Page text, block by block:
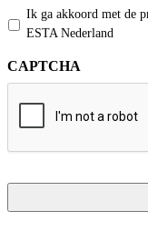
Ik ga akkoord met de
ESTA Nederland
CAPTCHA